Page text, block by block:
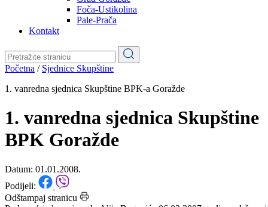
Općine
Pale-Prača
Kontakt
1. vanredna sjednica Skupštine BPK-a Goražde
1. vanredna sjednica Skupštine
BPK Goražde
Datum: 01.01.2008.